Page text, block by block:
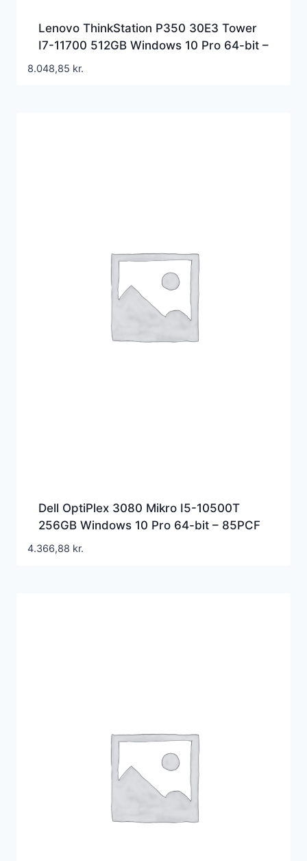
Lenovo ThinkStation P350 30E3 Tower
I7-11700 512GB Windows 10 Pro 64-bit –
30E3000NGE
8.048,85 kr.
Dell OptiPlex 3080 Mikro I5-10500T
256GB Windows 10 Pro 64-bit – 85PCF
4.366,88 kr.